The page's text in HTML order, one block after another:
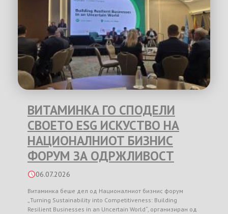
ВИТАМИНКА ГО СПОДЕЛИ
СВОЕТО ESG ИСКУСТВО НА
НАЦИОНАЛНИОТ БИЗНИС
ФОРУМ ЗА ОДРЖЛИВОСТ
06.07.2026
Витаминка беше дел од Националниот бизнис форум
„Turning Sustainability into Competitiveness: Building
Resilient Businesses in an Uncertain World“, организиран од